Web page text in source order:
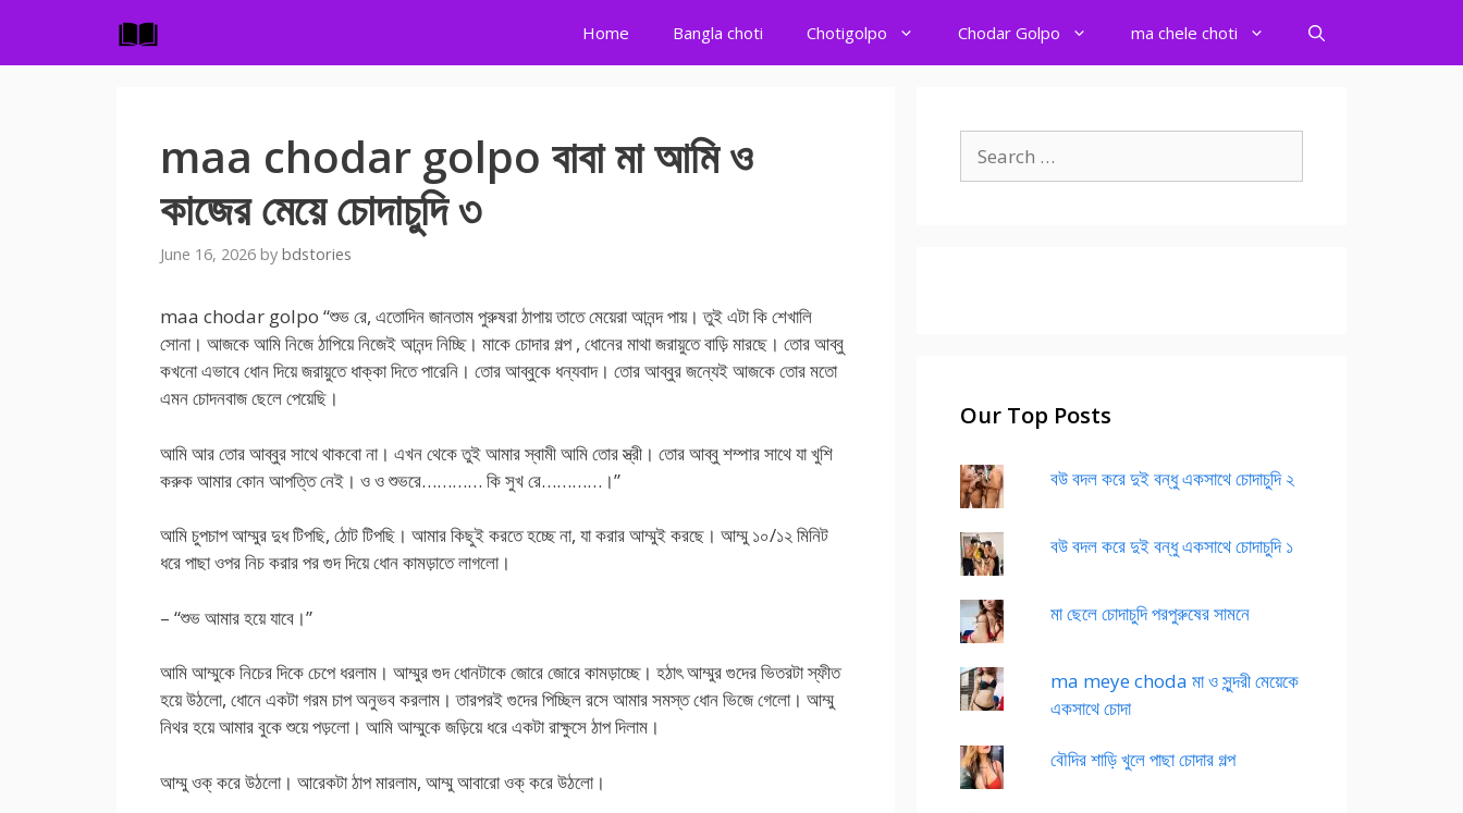
content
Home Bangla choti Chotigolpo Chodar Golpo ma chele choti
maa chodar golpo বাবা মা আমি ও
কাজের মেয়ে চোদাচুদি ৩
June 16, 2026 by bdstories
maa chodar golpo “শুভ রে, এতোদিন জানতাম পুরুষরা ঠাপায় তাতে মেয়েরা আনন্দ পায়। তুই এটা কি শেখালি
সোনা। আজকে আমি নিজে ঠাপিয়ে নিজেই আনন্দ নিচ্ছি। মাকে চোদার গল্প , ধোনের মাথা জরায়ুতে বাড়ি মারছে। তোর আব্বু
কখনো এভাবে ধোন দিয়ে জরায়ুতে ধাক্কা দিতে পারেনি। তোর আব্বুকে ধন্যবাদ। তোর আব্বুর জন্যেই আজকে তোর মতো
এমন চোদনবাজ ছেলে পেয়েছি।
আমি আর তোর আব্বুর সাথে থাকবো না। এখন থেকে তুই আমার স্বামী আমি তোর স্ত্রী। তোর আব্বু শম্পার সাথে যা খুশি
করুক আমার কোন আপত্তি নেই। ও ও শুভরে………… কি সুখ রে…………।”
আমি চুপচাপ আম্মুর দুধ টিপছি, ঠোট টিপছি। আমার কিছুই করতে হচ্ছে না, যা করার আম্মুই করছে। আম্মু ১০/১২ মিনিট
ধরে পাছা ওপর নিচ করার পর গুদ দিয়ে ধোন কামড়াতে লাগলো।
– “শুভ আমার হয়ে যাবে।”
আমি আম্মুকে নিচের দিকে চেপে ধরলাম। আম্মুর গুদ ধোনটাকে জোরে জোরে কামড়াচ্ছে। হঠাৎ আম্মুর গুদের ভিতরটা স্ফীত
হয়ে উঠলো, ধোনে একটা গরম চাপ অনুভব করলাম। তারপরই গুদের পিচ্ছিল রসে আমার সমস্ত ধোন ভিজে গেলো। আম্মু
নিথর হয়ে আমার বুকে শুয়ে পড়লো। আমি আম্মুকে জড়িয়ে ধরে একটা রাক্ষুসে ঠাপ দিলাম।
আম্মু ওক্ করে উঠলো। আরেকটা ঠাপ মারলাম, আম্মু আবারো ওক্ করে উঠলো।
for:
Our Top Posts
বউ বদল করে দুই বন্ধু একসাথে চোদাচুদি ২
বউ বদল করে দুই বন্ধু একসাথে চোদাচুদি ১
মা ছেলে চোদাচুদি পরপুরুষের সামনে
ma meye choda মা ও সুন্দরী মেয়েকে
একসাথে চোদা
বৌদির শাড়ি খুলে পাছা চোদার গল্প